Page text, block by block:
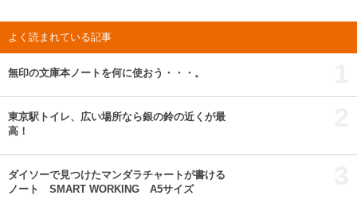
よく読まれている記事
無印の文庫本ノートを何に使おう・・・。
東京駅トイレ、広い場所なら銀の鈴の近くが最
高！
ダイソーで見つけたマンダラチャートが書ける
ノート SMART WORKING A5サイズ